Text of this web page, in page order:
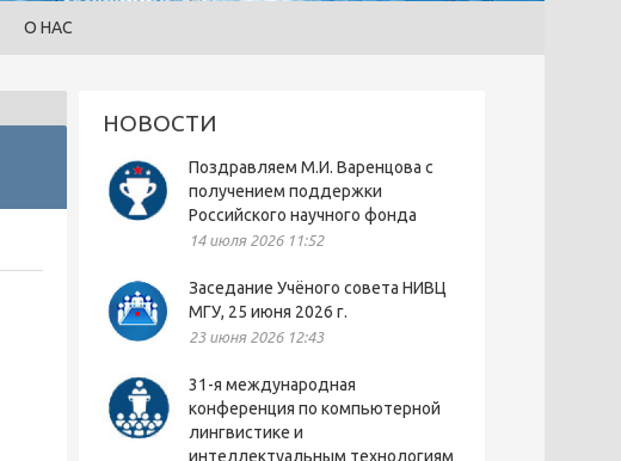
О НАС
НОВОСТИ
Поздравляем М.И. Варенцова с
получением поддержки
Российского научного фонда
14 июля 2026 11:52
Заседание Учёного совета НИВЦ
МГУ, 25 июня 2026 г.
23 июня 2026 12:43
31-я международная
конференция по компьютерной
лингвистике и
интеллектуальным технологиям